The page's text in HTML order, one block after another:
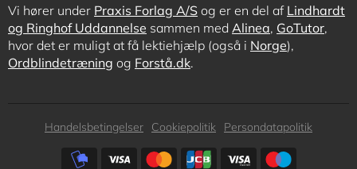
Vi hører under Praxis Forlag A/S og er en del af Lindhardt
og Ringhof Uddannelse sammen med Alinea, GoTutor,
hvor det er muligt at få lektiehjælp (også i Norge),
Ordblindetræning og Forstå.dk.
Subfooter
Handelsbetingelser Cookiepolitik
Persondatapolitik
Subfooter